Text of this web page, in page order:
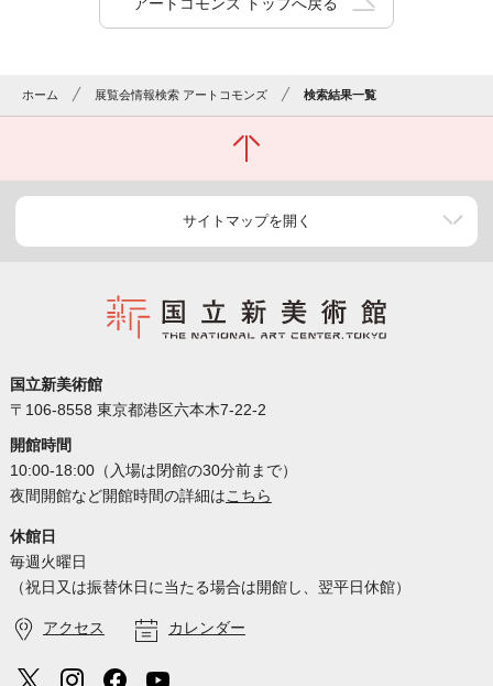
ホーム 展覧会情報検索 アートコモンズ 検索結果一覧
サイトマップを開く
国立新美術館
〒106-8558 東京都港区六本木7-22-2
開館時間
10:00-18:00（入場は閉館の30分前まで）
夜間開館など開館時間の詳細はこちら
休館日
毎週火曜日
（祝日又は振替休日に当たる場合は開館し、翌平日休館）
アクセス カレンダー